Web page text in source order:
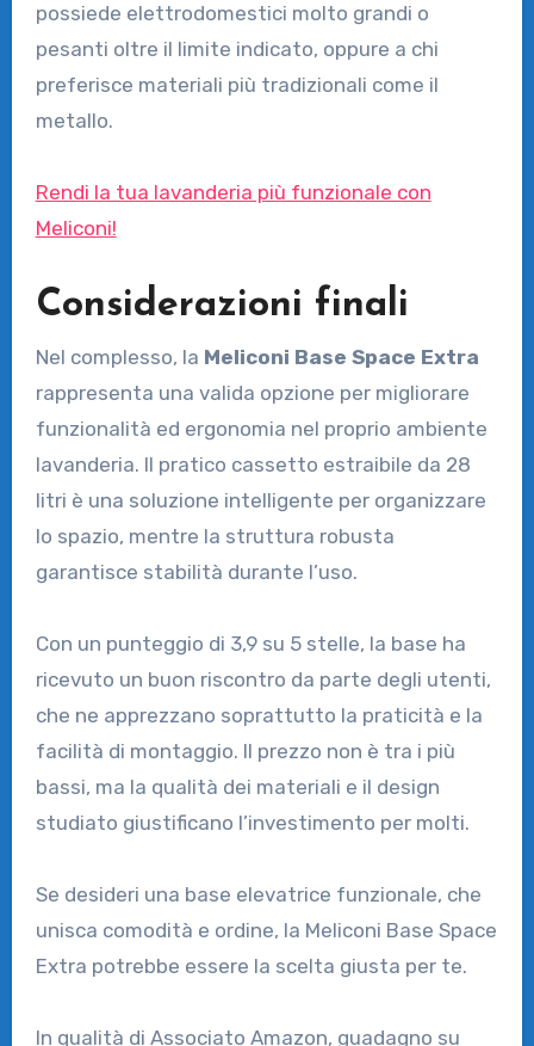
possiede elettrodomestici molto grandi o
pesanti oltre il limite indicato, oppure a chi
preferisce materiali più tradizionali come il
metallo.
Rendi la tua lavanderia più funzionale con
Meliconi!
Considerazioni finali
Nel complesso, la Meliconi Base Space Extra
rappresenta una valida opzione per migliorare
funzionalità ed ergonomia nel proprio ambiente
lavanderia. Il pratico cassetto estraibile da 28
litri è una soluzione intelligente per organizzare
lo spazio, mentre la struttura robusta
garantisce stabilità durante l’uso.
Con un punteggio di 3,9 su 5 stelle, la base ha
ricevuto un buon riscontro da parte degli utenti,
che ne apprezzano soprattutto la praticità e la
facilità di montaggio. Il prezzo non è tra i più
bassi, ma la qualità dei materiali e il design
studiato giustificano l’investimento per molti.
Se desideri una base elevatrice funzionale, che
unisca comodità e ordine, la Meliconi Base Space
Extra potrebbe essere la scelta giusta per te.
In qualità di Associato Amazon, guadagno su